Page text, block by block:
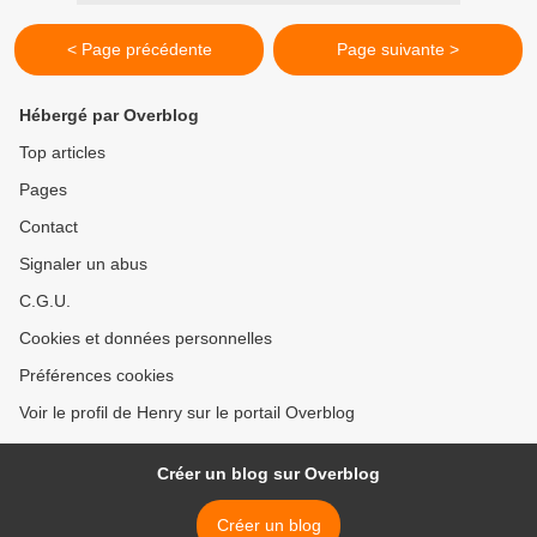
< Page précédente Page suivante >
Hébergé par Overblog
Top articles
Pages
Contact
Signaler un abus
C.G.U.
Cookies et données personnelles
Préférences cookies
Voir le profil de Henry sur le portail Overblog
Créer un blog sur Overblog
Créer un blog